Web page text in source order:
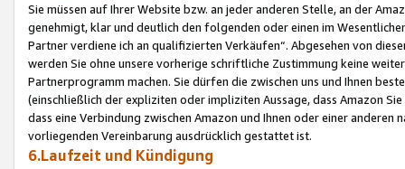
Sie müssen auf Ihrer Website bzw. an jeder anderen Stelle, an der
genehmigt, klar und deutlich den folgenden oder einen im
Partner verdiene ich an qualifizierten Verkäufen“. Abgesehen von
werden Sie ohne unsere vorherige schriftliche Zustimmung keine
Partnerprogramm machen. Sie dürfen die zwischen uns und Ihnen
(einschließlich der expliziten oder impliziten Aussage, dass Amazon
dass eine Verbindung zwischen Amazon und Ihnen oder einer
vorliegenden Vereinbarung ausdrücklich gestattet ist.
6.Laufzeit und Kündigung